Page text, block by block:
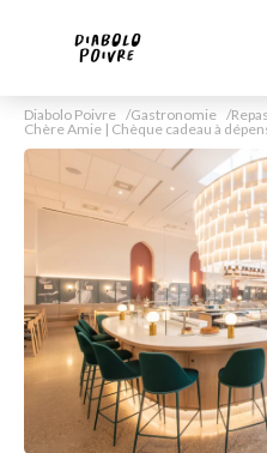
Diabolo Poivre Gastronomie Repas
Chère Amie | Chèque cadeau à